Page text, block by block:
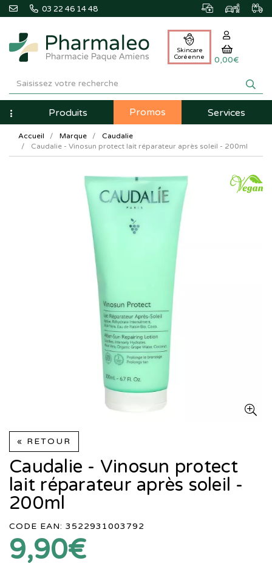
03 22 46 14 48
Pharmaleo
Pharmacie
Paque
Amiens
Skincare
Coréenne
0,00€
NavigationProduits Promos Services
Accueil Marque
Caudalie
Caudalie - Vinosun protect lait réparateur après soleil - 200ml
« RETOUR
Caudalie - Vinosun protect
lait réparateur après soleil -
200ml
CODE EAN: 3522931003792
9,90€